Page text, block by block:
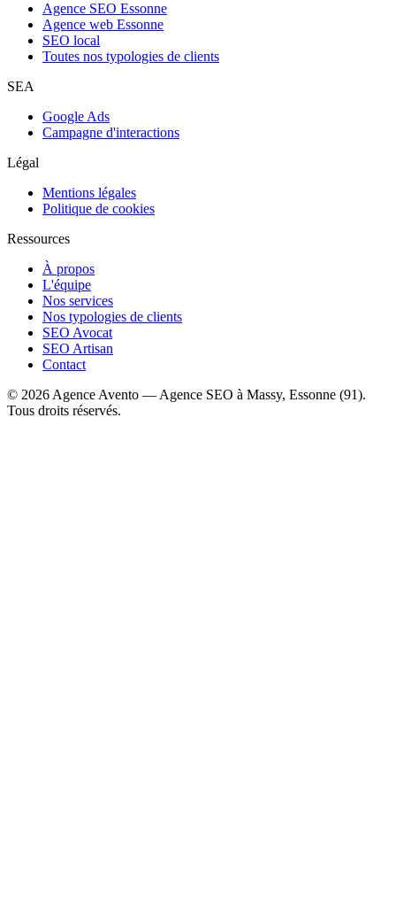
Agence SEO Essonne
Agence web Essonne
SEO local
Toutes nos typologies de clients
SEA
Google Ads
Campagne d'interactions
Légal
Mentions légales
Politique de cookies
Ressources
À propos
L'équipe
Nos services
Nos typologies de clients
SEO Avocat
SEO Artisan
Contact
© 2026 Agence Avento — Agence SEO à Massy, Essonne (91).
Tous droits réservés.